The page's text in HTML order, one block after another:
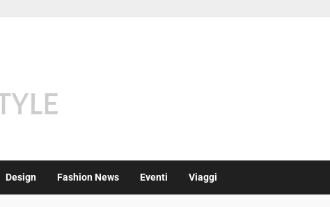
Design Fashion News Eventi Viaggi